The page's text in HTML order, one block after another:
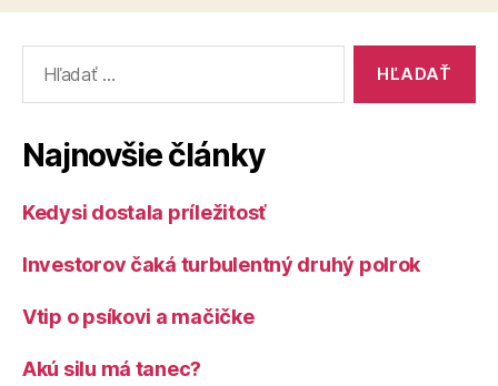
Najnovšie články
Kedysi dostala príležitosť
Investorov čaká turbulentný druhý polrok
Vtip o psíkovi a mačičke
Akú silu má tanec?